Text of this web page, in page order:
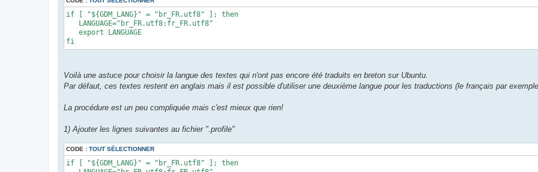
if [ "${GDM_LANG}" = "br_FR.utf8" ]; then
   LANGUAGE="br_FR.utf8:fr_FR.utf8"
   export LANGUAGE
fi
Voilà une astuce pour choisir la langue des textes qui n'ont pas encore été traduits en breton sur Ubuntu.
Par défaut, ces textes restent en anglais mais il est possible d'utiliser une deuxième langue pour les traductions (le français par
La procédure est un peu compliquée mais c'est mieux que rien!
1) Ajouter les lignes suivantes au fichier ".profile"
CODE : TOUT SÉLECTIONNER
if [ "${GDM_LANG}" = "br_FR.utf8" ]; then